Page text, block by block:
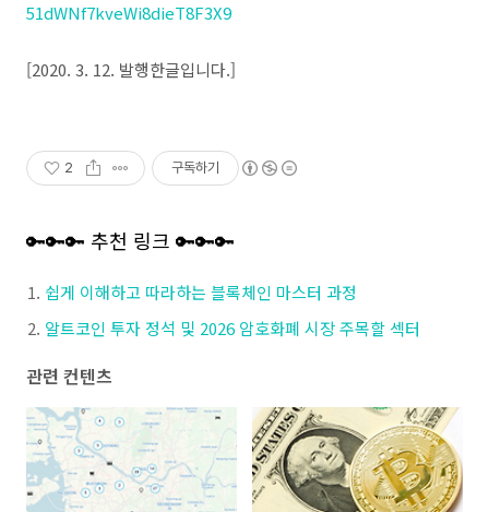
51dWNf7kveWi8dieT8F3X9
[2020. 3. 12. 발행한글입니다.]
2 구독하기
🔑🔑🔑 추천 링크 🔑🔑🔑
쉽게 이해하고 따라하는 블록체인 마스터 과정
알트코인 투자 정석 및 2026 암호화폐 시장 주목할 섹터
관련 컨텐츠